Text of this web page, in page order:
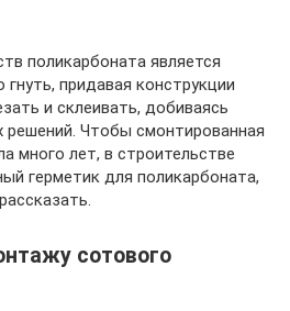
поликарбоната является
придавая конструкции
и склеивать, добиваясь
решений. Чтобы смонтированная
много лет, в строительстве
герметик для поликарбоната,
сотового